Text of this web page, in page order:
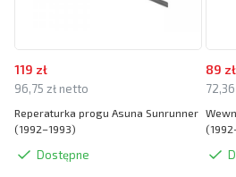
119 zł
96,75 zł netto
Reperaturka progu Asuna Sunrunner
(1992–1993)
Dostępne
89 zł